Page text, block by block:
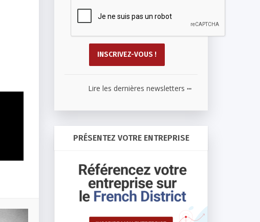
Lire les dernières newsletters ...
PRÉSENTEZ VOTRE ENTREPRISE